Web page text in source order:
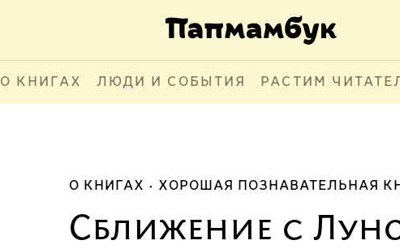
О КНИГАХ ЛЮДИ И СОБЫТИЯ РАСТИМ
О КНИГАХ ХОРОШАЯ ПОЗНАВАТЕЛЬНАЯ
Сближение с